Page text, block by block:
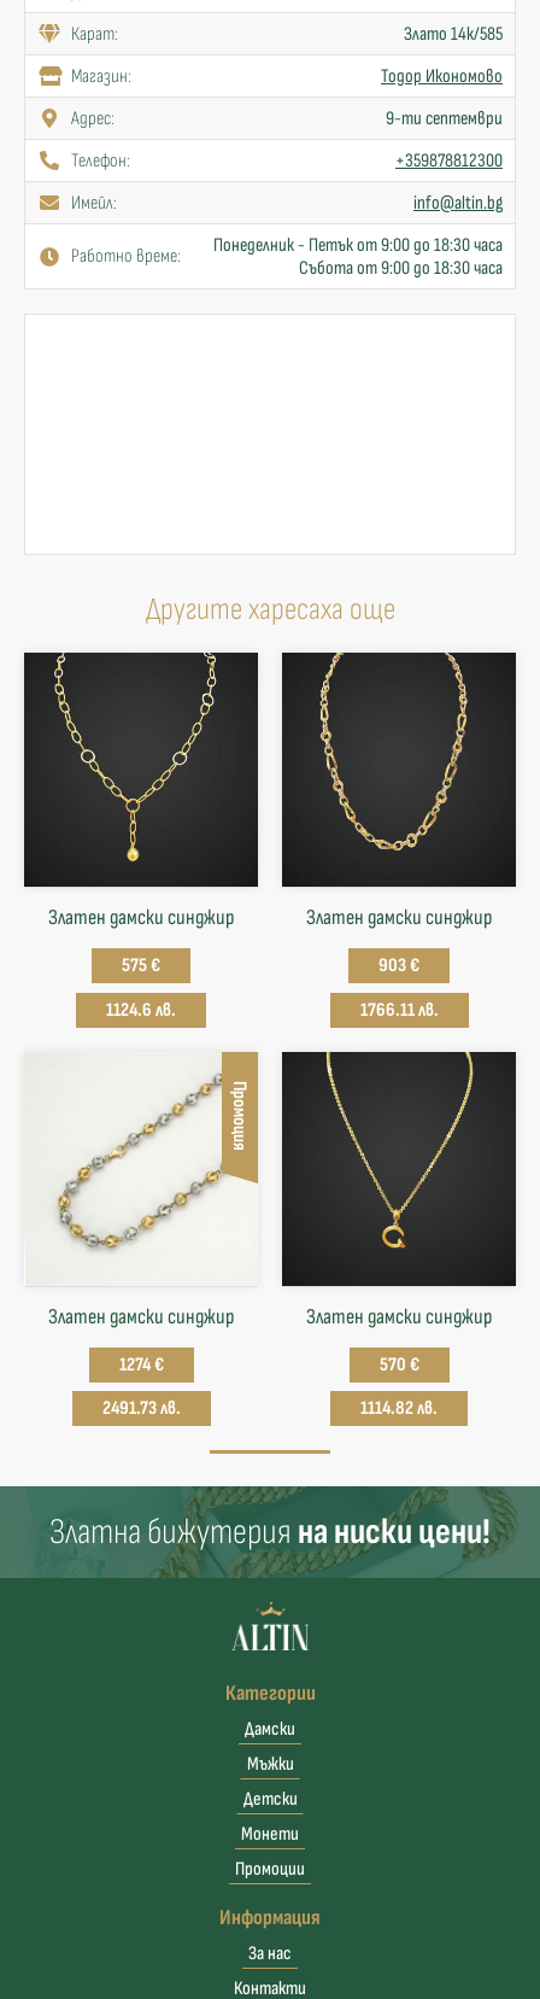
Карат:
Злато 14к/585
Mагазин:
Тодор Икономово
Адрес:
9-ти септември
Телефон:
+359878812300
Имейл:
info@altin.bg
Работно време:
Понеделник - Петък от 9:00 до 18:30 часа
Събота от 9:00 до 18:30 часа
Другите харесаха още
Златен дамски синджир
575 €
1124.6 лв.
Златен дамски синджир
903 €
1766.11 лв.
Промоция
Златен дамски синджир
1274 €
2491.73 лв.
Златен дамски синджир
570 €
1114.82 лв.
Златна бижутерия на ниски цени!
Категории
Дамски
Мъжки
Детски
Монети
Промоции
Информация
За нас
Контакти